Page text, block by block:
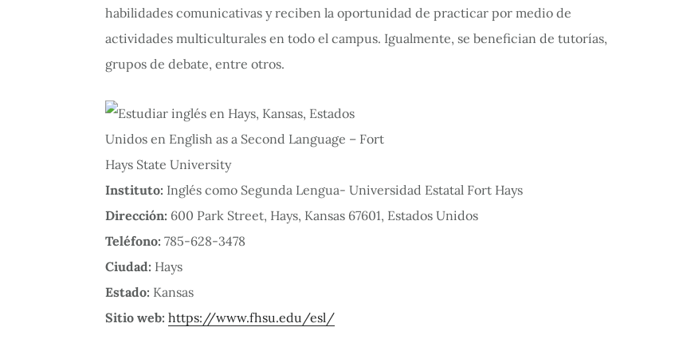
habilidades comunicativas y reciben la oportunidad de practicar por medio de
actividades multiculturales en todo el campus. Igualmente, se benefician de tutorías,
grupos de debate, entre otros.
Instituto: Inglés como Segunda Lengua- Universidad Estatal Fort Hays
Dirección: 600 Park Street, Hays, Kansas 67601, Estados Unidos
Teléfono: 785-628-3478
Ciudad: Hays
Estado: Kansas
Sitio web: https://www.fhsu.edu/esl/